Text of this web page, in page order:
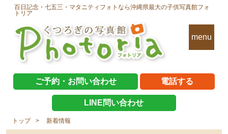
百日記念・七五三・マタニティフォトなら沖縄県最大の子供写真館フォ
トリア
menu
ご予約・お問い合わせ 電話する
LINE問い合わせ
トップ 新着情報